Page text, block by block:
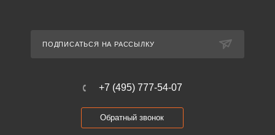
ПОДПИСАТЬСЯ НА РАССЫЛКУ
+7 (495) 777-54-07
Обратный звонок